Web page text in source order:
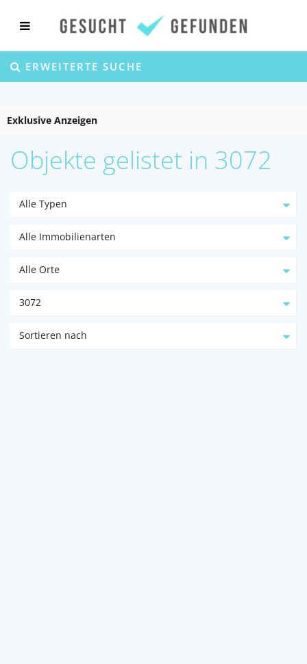
ERWEITERTE SUCHE
Exklusive Anzeigen
Objekte gelistet in 3072
Alle Typen
Alle Immobilienarten
Alle Orte
3072
Sortieren nach